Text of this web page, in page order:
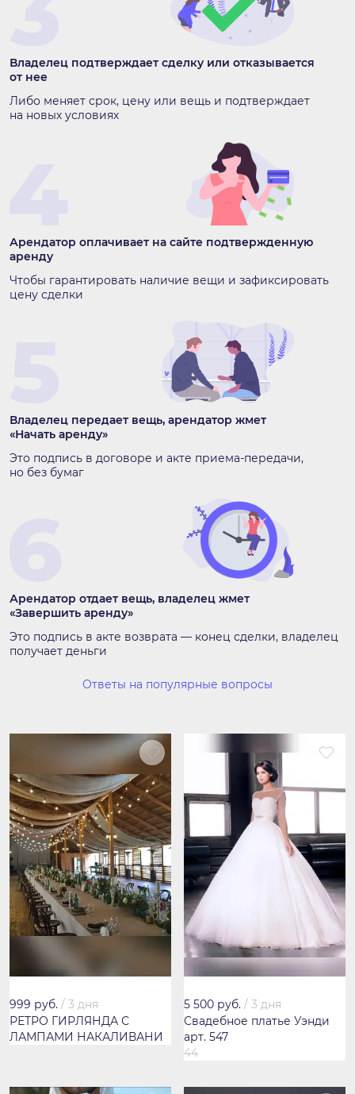
Владелец подтверждает сделку или отказывается
от нее
Либо меняет срок, цену или вещь и подтверждает
на новых условиях
Арендатор оплачивает на сайте подтвержденную
аренду
Чтобы гарантировать наличие вещи и зафиксировать
цену сделки
Владелец передает вещь, арендатор жмет
«Начать аренду»
Это подпись в договоре и акте приема-передачи,
но без бумаг
Арендатор отдает вещь, владелец жмет
«Завершить аренду»
Это подпись в акте возврата — конец сделки, владелец
получает деньги
Ответы на популярные вопросы
999 руб. / 3 дня
РЕТРО ГИРЛЯНДА С
ЛАМПАМИ НАКАЛИВАНИ
5 500 руб. / 3 дня
Свадебное платье Уэнди
арт. 547
44